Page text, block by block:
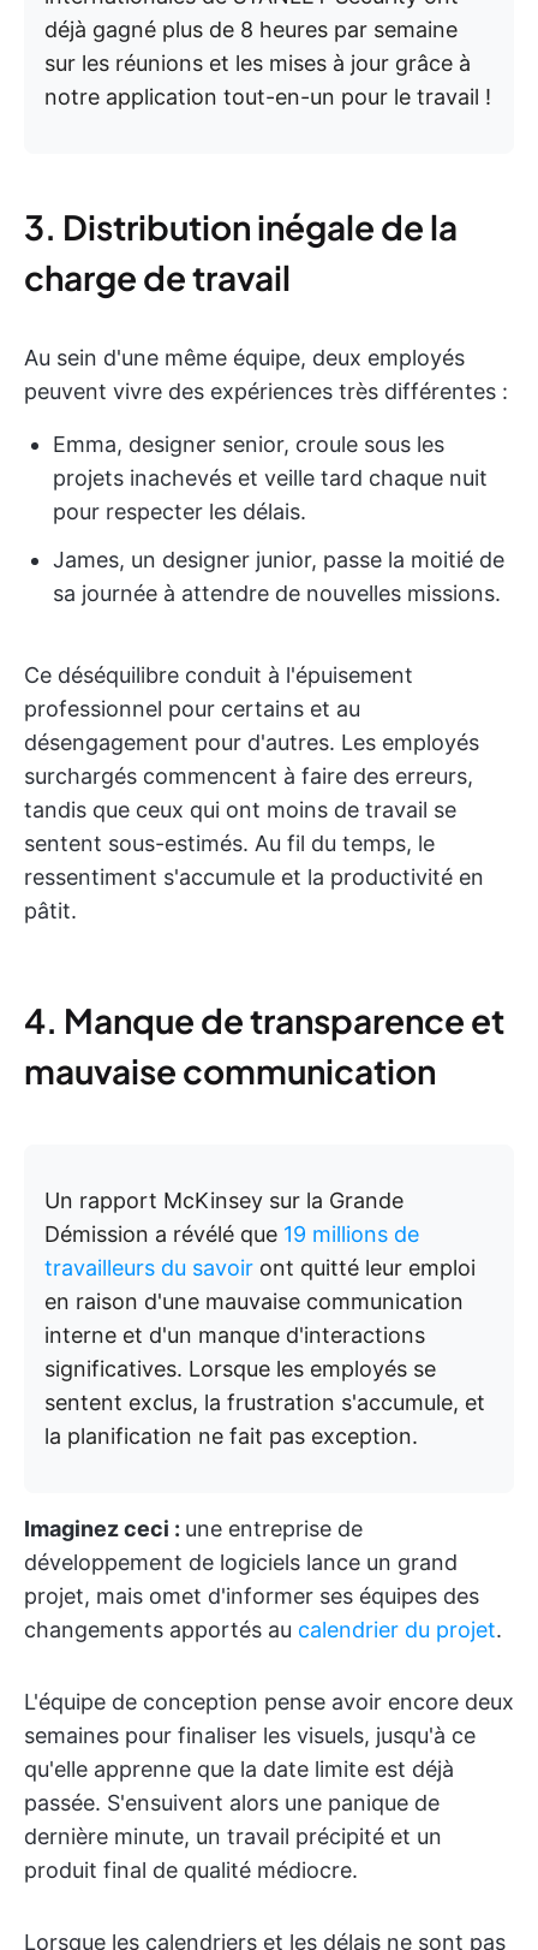
déjà gagné plus de 8 heures par semaine
sur les réunions et les mises à jour grâce à
notre application tout-en-un pour le travail !
3. Distribution inégale de la
charge de travail
Au sein d'une même équipe, deux employés
peuvent vivre des expériences très différentes :
Emma, designer senior, croule sous les
projets inachevés et veille tard chaque nuit
pour respecter les délais.
James, un designer junior, passe la moitié de
sa journée à attendre de nouvelles missions.
Ce déséquilibre conduit à l'épuisement
professionnel pour certains et au
désengagement pour d'autres. Les employés
surchargés commencent à faire des erreurs,
tandis que ceux qui ont moins de travail se
sentent sous-estimés. Au fil du temps, le
ressentiment s'accumule et la productivité en
pâtit.
4. Manque de transparence et
mauvaise communication
Un rapport McKinsey sur la Grande
Démission a révélé que 19 millions de
travailleurs du savoir ont quitté leur emploi
en raison d'une mauvaise communication
interne et d'un manque d'interactions
significatives. Lorsque les employés se
sentent exclus, la frustration s'accumule, et
la planification ne fait pas exception.
Imaginez ceci : une entreprise de
développement de logiciels lance un grand
projet, mais omet d'informer ses équipes des
changements apportés au calendrier du projet.
L'équipe de conception pense avoir encore deux
semaines pour finaliser les visuels, jusqu'à ce
qu'elle apprenne que la date limite est déjà
passée. S'ensuivent alors une panique de
dernière minute, un travail précipité et un
produit final de qualité médiocre.
Lorsque les calendriers et les délais ne sont pas